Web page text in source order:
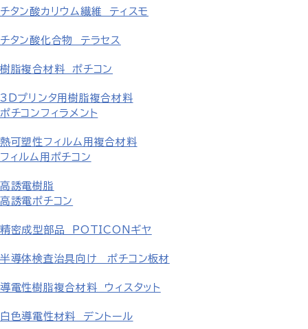
チタン酸カリウム繊維 ティスモ
チタン酸化合物 テラセス
樹脂複合材料 ポチコン
3Dプリンタ用樹脂複合材料
ポチコンフィラメント
熱可塑性フィルム用複合材料
フィルム用ポチコン
高誘電樹脂
高誘電ポチコン
精密成型部品 POTICONギヤ
半導体検査治具向け ポチコン板材
導電性樹脂複合材料 ウィスタット
白色導電性材料 デントール